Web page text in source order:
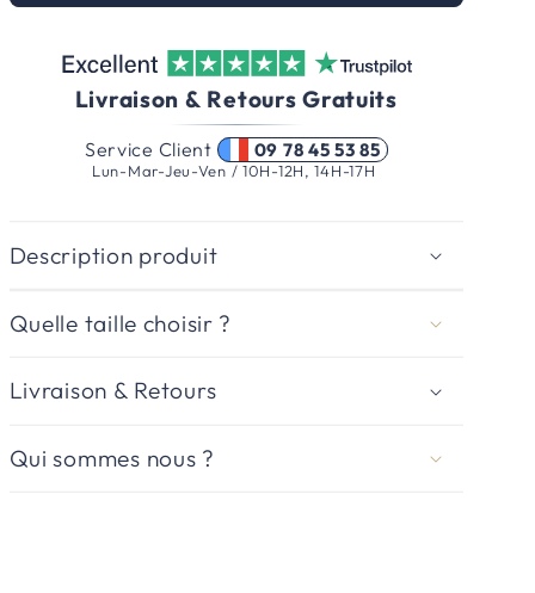
Livraison & Retours Gratuits
Service Client 09 78 45 53 85
Lun-Mar-Jeu-Ven / 10H-12H, 14H-17H
Description produit
Quelle taille choisir ?
Livraison & Retours
Qui sommes nous ?